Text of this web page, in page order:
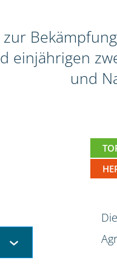
einjährigen
und